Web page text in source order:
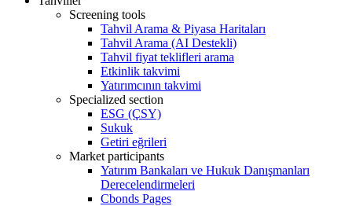
Screening tools
Tahvil Arama & Piyasa Haritaları
Tahvil Arama (AI Destekli)
Tahvil fiyat teklifleri arama
Etkinlik takvimi
Yatırımcının takvimi
Specialized section
ESG (ÇSY)
Sukuk
Getiri eğrileri
Market participants
Yatırım Bankaları ve Hukuk Danışmanları
Derecelendirmeleri
Cbonds Pages